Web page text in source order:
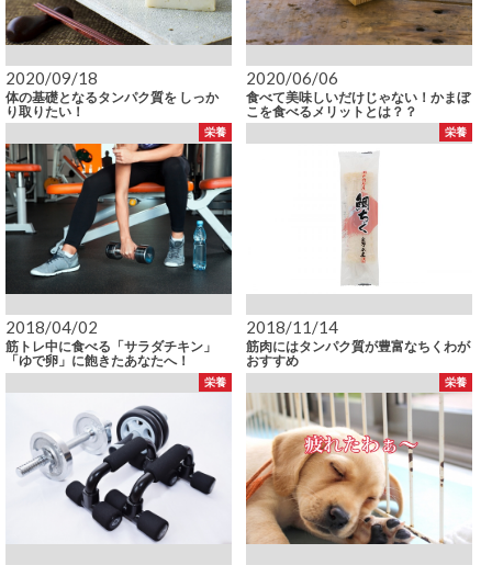
2020/09/18
体の基礎となるタンパク質を しっか
り取りたい！
2020/06/06
食べて美味しいだけじゃない！かまぼ
こを食べるメリットとは？？
栄養
2018/04/02
筋トレ中に食べる「サラダチキン」
「ゆで卵」に飽きたあなたへ！
栄養
2018/11/14
筋肉にはタンパク質が豊富なちくわが
おすすめ
栄養 栄養